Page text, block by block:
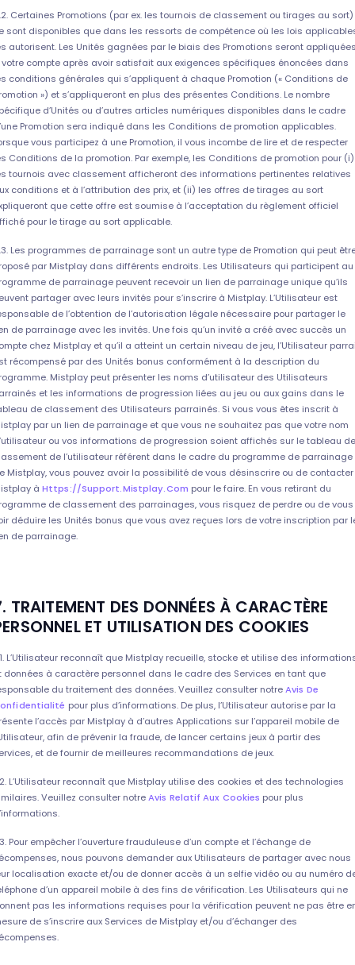
Certaines Promotions (par ex. les tournois de classement ou tirages au sort)
sont disponibles que dans les ressorts de compétence où les lois
autorisent. Les Unités gagnées par le biais des Promotions seront
compte après avoir satisfait aux exigences spécifiques énoncées dans
conditions générales qui s’appliquent à chaque Promotion (« Conditions de
») et s’appliqueront en plus des présentes Conditions. Le nombre
d’Unités ou d’autres articles numériques disponibles dans le cadre
Promotion sera indiqué dans les Conditions de promotion applicables.
vous participez à une Promotion, il vous incombe de lire et de respecter
Conditions de la promotion. Par exemple, les Conditions de promotion pour (i)
tournois avec classement afficheront des informations pertinentes relatives
conditions et à l’attribution des prix, et (ii) les offres de tirages au sort
que cette offre est soumise à l’acceptation du règlement officiel
pour le tirage au sort applicable.
Les programmes de parrainage sont un autre type de Promotion qui peut
par Mistplay dans différents endroits. Les Utilisateurs qui participent au
de parrainage peuvent recevoir un lien de parrainage unique qu’ils
partager avec leurs invités pour s’inscrire à Mistplay. L’Utilisateur est
de l’obtention de l’autorisation légale nécessaire pour partager le
de parrainage avec les invités. Une fois qu’un invité a créé avec succès un
chez Mistplay et qu’il a atteint un certain niveau de jeu, l’Utilisateur
récompensé par des Unités bonus conformément à la description du
Mistplay peut présenter les noms d’utilisateur des Utilisateurs
et les informations de progression liées au jeu ou aux gains dans le
de classement des Utilisateurs parrainés. Si vous vous êtes inscrit à
par un lien de parrainage et que vous ne souhaitez pas que votre nom
ou vos informations de progression soient affichés sur le tableau de
de l’utilisateur référent dans le cadre du programme de parrainage
Mistplay, vous pouvez avoir la possibilité de vous désinscrire ou de contacter
à Https://support.mistplay.com pour le faire. En vous retirant du
de classement des parrainages, vous risquez de perdre ou de vous
déduire les Unités bonus que vous avez reçues lors de votre inscription par
de parrainage.
TRAITEMENT DES DONNÉES À CARACTÈRE
ET UTILISATION DES COOKIES
L’Utilisateur reconnaît que Mistplay recueille, stocke et utilise des
données à caractère personnel dans le cadre des Services en tant que
du traitement des données. Veuillez consulter notreAvis De
pour plus d’informations. De plus, l’Utilisateur autorise par la
l’accès par Mistplay à d’autres Applications sur l’appareil mobile de
afin de prévenir la fraude, de lancer certains jeux à partir des
et de fournir de meilleures recommandations de jeux.
L’Utilisateur reconnaît que Mistplay utilise des cookies et des technologies
Veuillez consulter notreAvis Relatif Aux Cookies pour plus
Pour empêcher l’ouverture frauduleuse d’un compte et l’échange de
nous pouvons demander aux Utilisateurs de partager avec nous
localisation exacte et/ou de donner accès à un selfie vidéo ou au numéro
d’un appareil mobile à des fins de vérification. Les Utilisateurs qui ne
pas les informations requises pour la vérification peuvent ne pas être
de s’inscrire aux Services de Mistplay et/ou d’échanger des